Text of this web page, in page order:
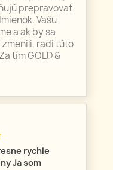
prepravovať
Vašu
a ak by sa
radi túto
tím GOLD &
rychle
Ja som